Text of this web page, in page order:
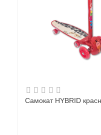
Самокат HYBRID